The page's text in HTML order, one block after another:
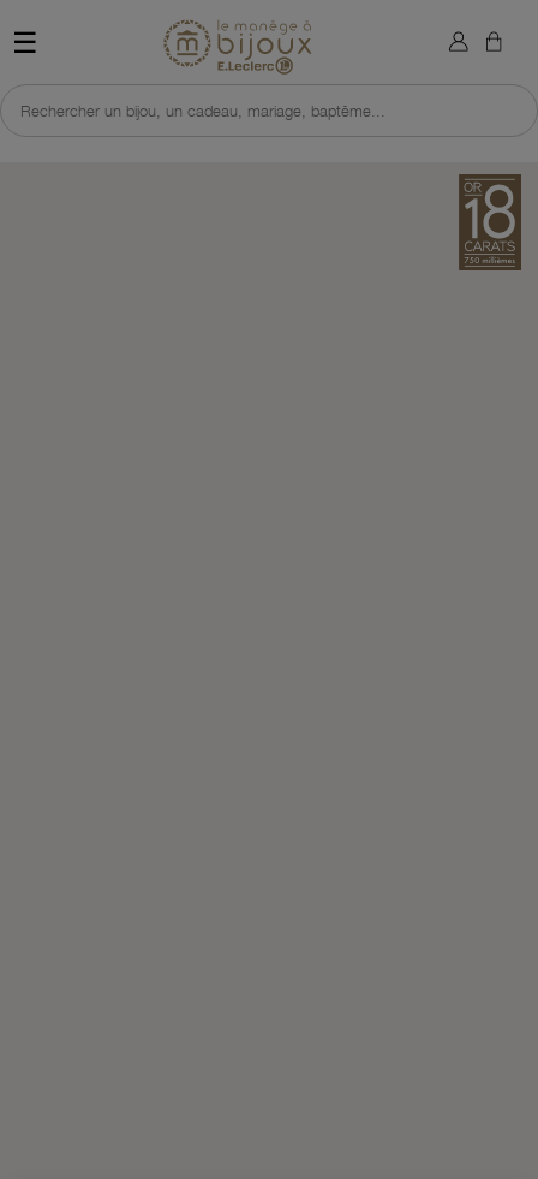
☰ Retour à l'accueil du site
Rechercher un bijou, un cadeau, mariage, baptême...
×